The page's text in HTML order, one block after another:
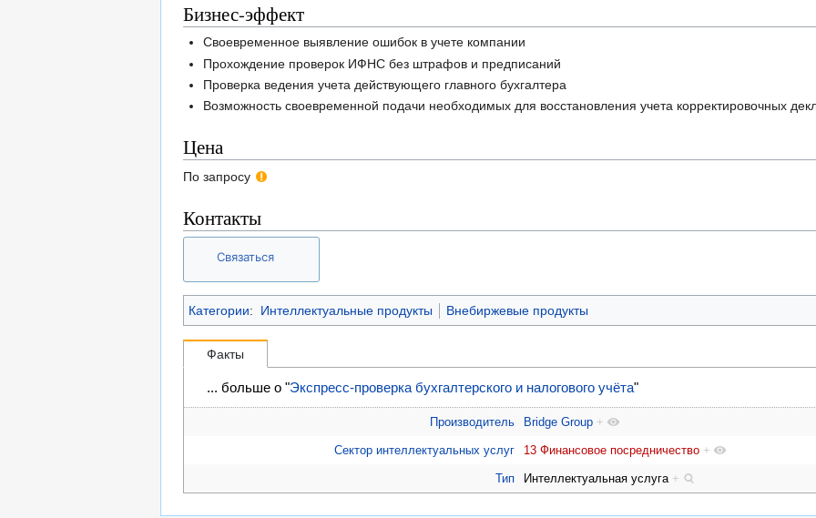
Бизнес-эффект
Своевременное выявление ошибок в учете компании
Прохождение проверок ИФНС без штрафов и предписаний
Проверка ведения учета действующего главного бухгалтера
Возможность своевременной подачи необходимых для восстановления учета корректировочных
Цена
По запросу
Контакты
Связаться
Категории: Интеллектуальные продукты Внебиржевые продукты
Факты
... больше о "Экспресс-проверка бухгалтерского и налогового учёта"
Производитель Bridge Group +
Сектор интеллектуальных услуг 13 Финансовое посредничество +
Тип Интеллектуальная услуга +